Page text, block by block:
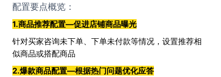
配置要点概览：
1.商品推荐配置—促进店铺商品曝光
针对买家咨询未下单、下单未付款等情况，设置推荐相
似商品或搭配商品
2.爆款商品配置—根据热门问题优化应答